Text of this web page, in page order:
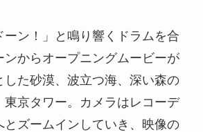
ーン！」と鳴り響くドラムを合
ンからオープニングムービーが
した砂漠、波立つ海、深い森の
東京タワー。カメラはレコーデ
とズームインしていき、映像の